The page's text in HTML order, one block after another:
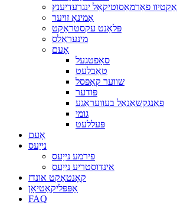
אַקטיוו פאַרמאַסוטיקאַל ינגרעדיענץ
אַמינאָ זויער
פּלאַנט עקסטראַקט
מינעראַלס
אָעם
סאָפטגעל
טאַבלעט
שווער קאַפּסל
פּודער
פאַנגקשאַנאַל בעוועראַגע
גומי
פּעללעט
אָעם
נייַעס
פירמע נייַעס
אינדוסטריע נייַעס
קאָנטאַקט אונדז
אַפּפּליקאַטיאָן
FAQ